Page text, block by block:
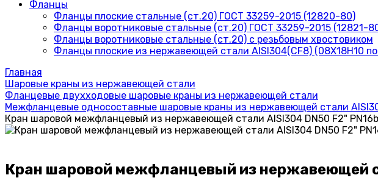
Фланцы
Фланцы плоские стальные (ст.20) ГОСТ 33259-2015 (12820-80)
Фланцы воротниковые стальные (ст.20) ГОСТ 33259-2015 (12821-
Фланцы воротниковые стальные (ст.20) с резьбовым хвостовиком
Фланцы плоские из нержавеющей стали AISI304(CF8) (08Х18Н10
Главная
Шаровые краны из нержавеющей стали
Фланцевые двухходовые шаровые краны из нержавеющей стали
Межфланцевые односоставные шаровые краны из нержавеющей стали
Кран шаровой межфланцевый из нержавеющей стали AISI304 DN50 F2"
Кран шаровой межфланцевый из нержавеющей